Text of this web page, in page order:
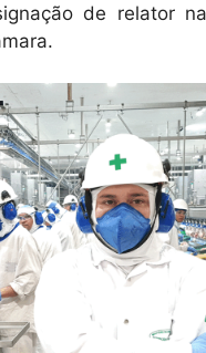
de relator